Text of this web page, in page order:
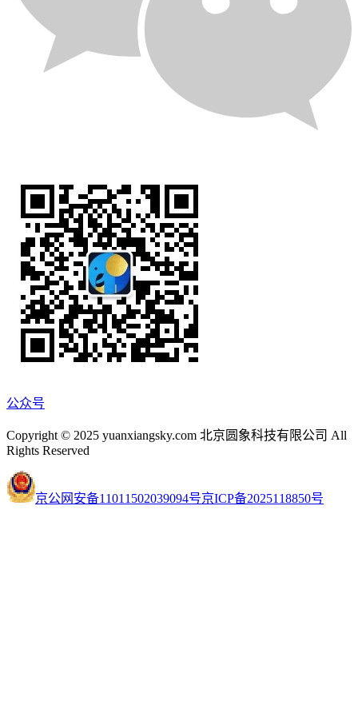
公众号
Copyright © 2025 yuanxiangsky.com 北京圆象科技有限公司 All
Rights Reserved
京公网安备11011502039094号京ICP备2025118850号